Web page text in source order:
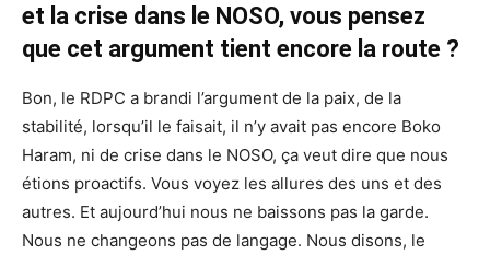
et la crise dans le NOSO, vous pensez
que cet argument tient encore la route ?
Bon, le RDPC a brandi l’argument de la paix, de la
stabilité, lorsqu’il le faisait, il n’y avait pas encore Boko
Haram, ni de crise dans le NOSO, ça veut dire que nous
étions proactifs. Vous voyez les allures des uns et des
autres. Et aujourd’hui nous ne baissons pas la garde.
Nous ne changeons pas de langage. Nous disons, le